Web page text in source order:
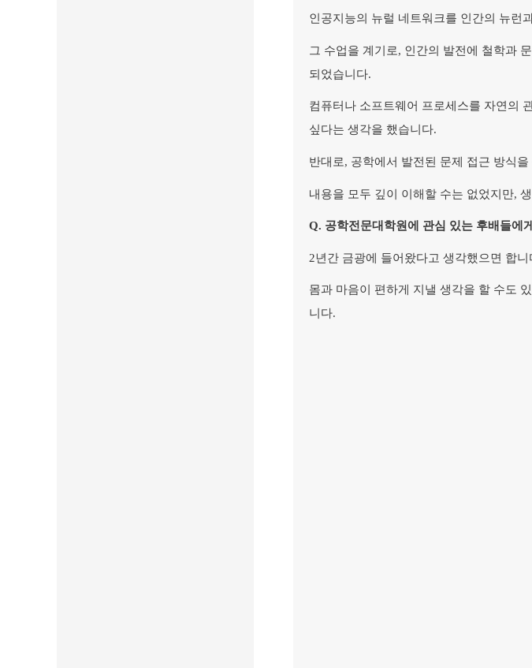
인공지능의 뉴럴 네트워크를 인간의 뉴런
그 수업을 계기로, 인간의 발전에 철학과
되었습니다.
컴퓨터나 소프트웨어 프로세스를 자연의
싶다는 생각을 했습니다.
반대로, 공학에서 발전된 문제 접근 방식
내용을 모두 깊이 이해할 수는 없었지만,
Q. 공학전문대학원에 관심 있는 후배들에
2년간 금광에 들어왔다고 생각했으면 합
몸과 마음이 편하게 지낼 생각을 할 수도
니다.